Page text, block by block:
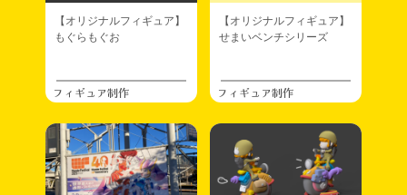
【オリジナルフィギュア】
もぐらもぐお
フィギュア制作
【オリジナルフィギュア】
せまいベンチシリーズ
フィギュア制作